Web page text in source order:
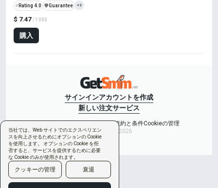
当社では、Web サイトでのエクスペリエン
スを向上させるためにオプションの Cookie
を使用します。 オプションの Cookie を拒
否すると、サービスを提供するために必要
な Cookie のみが使用されます。
クッキーの管理 衰退
$ 7.47 / 1000
購入
⭐ Rating 4.0 ️🛡️Guarantee +2
サインインアカウントを作成
新しい注文サービス
ご利用規約と条件Cookieの管理
Copyright © 2026